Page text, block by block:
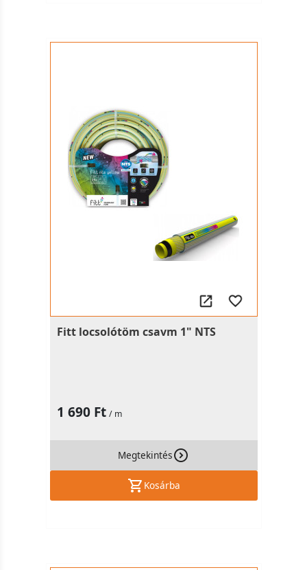
Fitt locsolótöm csavm 1" NTS
1 690 Ft / m
Megtekintés
Kosárba